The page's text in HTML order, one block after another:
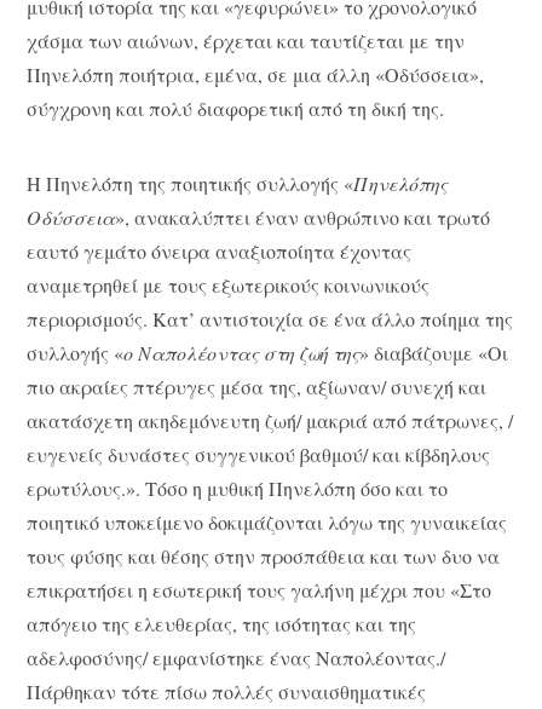
μυθική ιστορία της και «γεφυρώνει» το χρονολογικό
χάσμα των αιώνων, έρχεται και ταυτίζεται με την
Πηνελόπη ποιήτρια, εμένα, σε μια άλλη «Οδύσσεια»,
σύγχρονη και πολύ διαφορετική από τη δική της.
Η Πηνελόπη της ποιητικής συλλογής «Πηνελόπης
Οδύσσεια», ανακαλύπτει έναν ανθρώπινο και τρωτό
εαυτό γεμάτο όνειρα αναξιοποίητα έχοντας
αναμετρηθεί με τους εξωτερικούς κοινωνικούς
περιορισμούς. Κατ’ αντιστοιχία σε ένα άλλο ποίημα της
συλλογής «ο Ναπολέοντας στη ζωή της» διαβάζουμε «Οι
πιο ακραίες πτέρυγες μέσα της, αξίωναν/ συνεχή και
ακατάσχετη ακηδεμόνευτη ζωή/ μακριά από πάτρωνες, /
ευγενείς δυνάστες συγγενικού βαθμού/ και κίβδηλους
ερωτύλους.». Τόσο η μυθική Πηνελόπη όσο και το
ποιητικό υποκείμενο δοκιμάζονται λόγω της γυναικείας
τους φύσης και θέσης στην προσπάθεια και των δυο να
επικρατήσει η εσωτερική τους γαλήνη μέχρι που «Στο
απόγειο της ελευθερίας, της ισότητας και της
αδελφοσύνης/ εμφανίστηκε ένας Ναπολέοντας./
Πάρθηκαν τότε πίσω πολλές συναισθηματικές